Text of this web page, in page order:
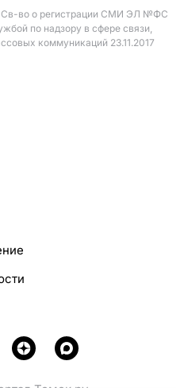
во о регистрации СМИ ЭЛ №ФС
по надзору в сфере связи,
коммуникаций 23.11.2017